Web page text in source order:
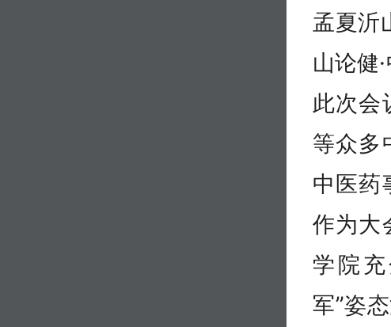
孟夏沂
山论健
此次会
等众多
中医药
作为大
学院
军”姿